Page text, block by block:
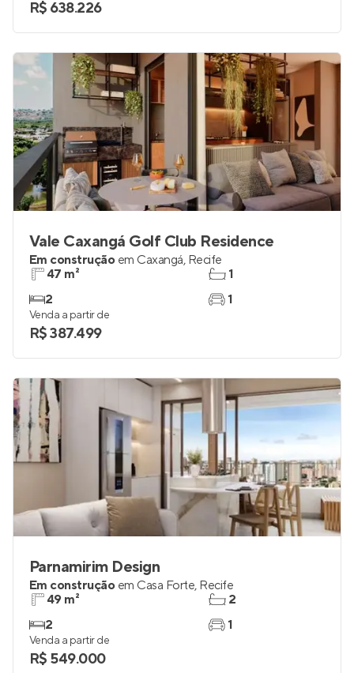
R$ 638.226
Vale Caxangá Golf Club Residence
Em construção em Caxangá, Recife
47 m²
2
1
1
Venda a partir de
R$ 387.499
Parnamirim Design
Em construção em Casa Forte, Recife
49 m²
2
2
1
Venda a partir de
R$ 549.000